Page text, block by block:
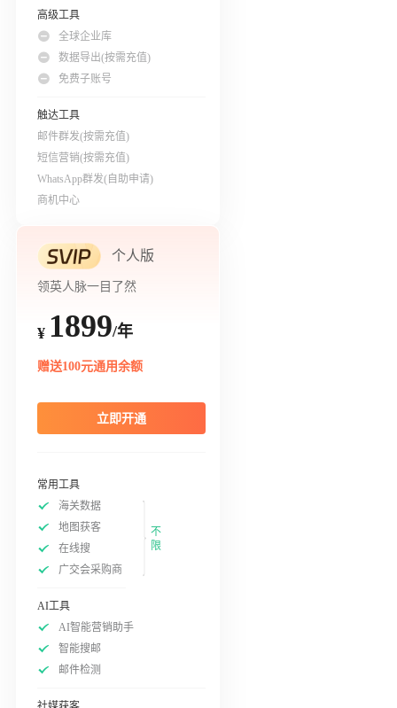
高级工具
全球企业库
数据导出(按需充值)
免费子账号
触达工具
邮件群发(按需充值)
短信营销(按需充值)
WhatsApp群发(自助申请)
商机中心
个人版
领英人脉一目了然
¥ 1899/年
赠送100元通用余额
立即开通
常用工具
海关数据
地图获客
在线搜
广交会采购商
不
限
AI工具
AI智能营销助手
智能搜邮
邮件检测